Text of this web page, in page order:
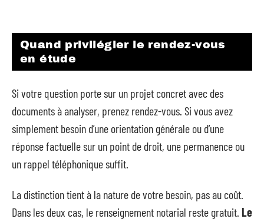
Quand privilégier le rendez-vous
en étude
Si votre question porte sur un projet concret avec des
documents à analyser, prenez rendez-vous. Si vous avez
simplement besoin d’une orientation générale ou d’une
réponse factuelle sur un point de droit, une permanence ou
un rappel téléphonique suffit.
La distinction tient à la nature de votre besoin, pas au coût.
Dans les deux cas, le renseignement notarial reste gratuit. Le